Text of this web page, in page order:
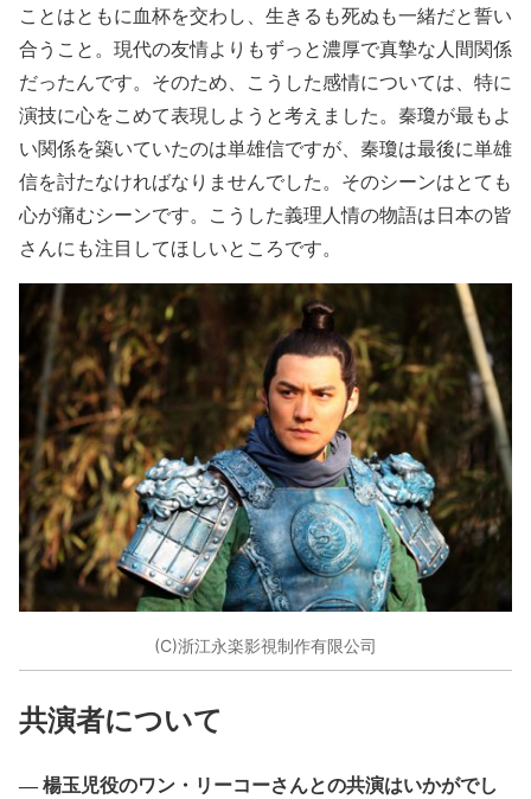
ことはともに血杯を交わし、生きるも死ぬも一緒だと誓い
合うこと。現代の友情よりもずっと濃厚で真摯な人間関係
だったんです。そのため、こうした感情については、特に
演技に心をこめて表現しようと考えました。秦瓊が最もよ
い関係を築いていたのは単雄信ですが、秦瓊は最後に単雄
信を討たなければなりませんでした。そのシーンはとても
心が痛むシーンです。こうした義理人情の物語は日本の皆
さんにも注目してほしいところです。
(C)浙江永楽影視制作有限公司
共演者について
― 楊玉児役のワン・リーコーさんとの共演はいかがでし